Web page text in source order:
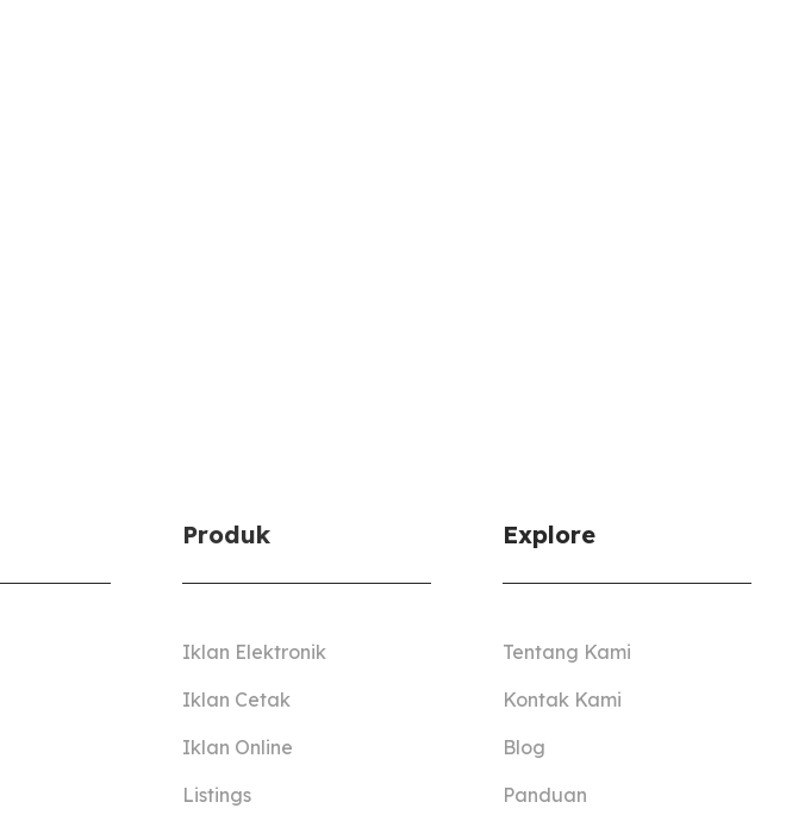
Produk
Iklan Elektronik
Iklan Cetak
Iklan Online
Listings
Explore
Tentang Kami
Kontak Kami
Blog
Panduan